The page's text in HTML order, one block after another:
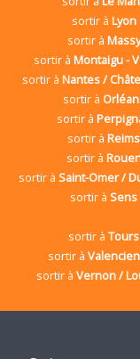
sortir à Lyon
sortir à Massy
sortir à Montaigu -
sortir àNantes /
sortir à
sortir à
sortir àReims
sortir à
sortir à Saint-Omer /
sortir àSens
sortir àTours
sortir à
sortir àVernon /